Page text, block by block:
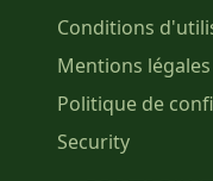
Conditions
Mentions légales
Politique de
Security